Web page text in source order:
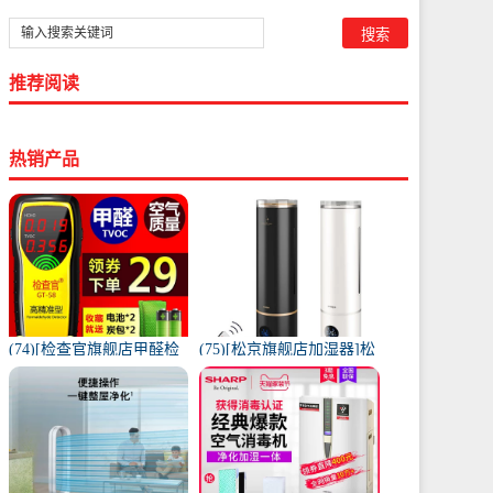
推荐阅读
热销产品
(74)[检查官旗舰店甲醛检
测仪]检查官甲醛检测仪家
用试纸月销量9997件仅售
(75)[松京旗舰店加湿器]松
京HU61智能落地式加月销
量995件仅售139.9元